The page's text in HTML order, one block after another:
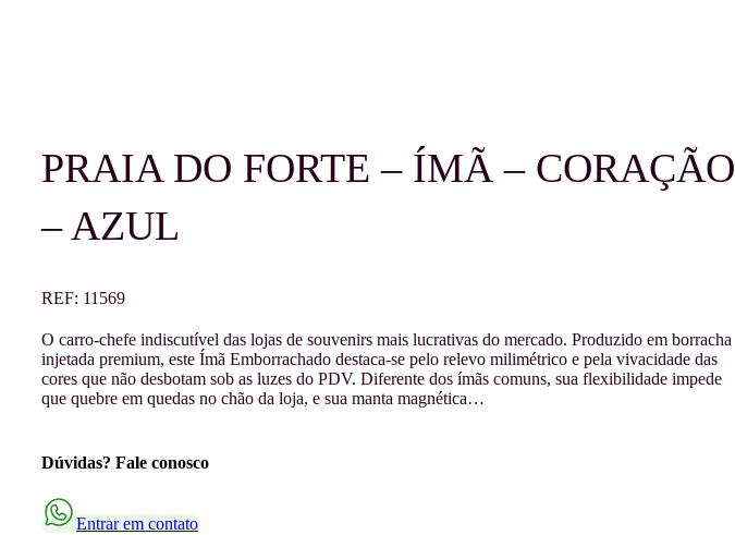
PRAIA DO FORTE – ÍMÃ – CORAÇÃO
– AZUL
REF: 11569
O carro-chefe indiscutível das lojas de souvenirs mais lucrativas do mercado. Produzido em borracha
injetada premium, este Ímã Emborrachado destaca-se pelo relevo milimétrico e pela vivacidade das
cores que não desbotam sob as luzes do PDV. Diferente dos ímãs comuns, sua flexibilidade impede
que quebre em quedas no chão da loja, e sua manta magnética…
Dúvidas? Fale conosco
Entrar em contato